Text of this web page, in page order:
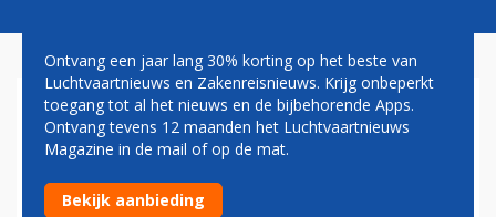
OOK CABINEBONDEN
STELLEN ULTIMATUM AAN
KLM
Ontvang een jaar lang 30% korting op het beste van
Luchtvaartnieuws en Zakenreisnieuws. Krijg onbeperkt
toegang tot al het nieuws en de bijbehorende Apps.
Ontvang tevens 12 maanden het Luchtvaartnieuws
Magazine in de mail of op de mat.
Bekijk aanbieding